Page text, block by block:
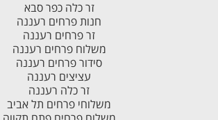
זר כלה כפר סבא
חנות פרחים רעננה
זר פרחים רעננה
משלוח פרחים רעננה
סידור פרחים רעננה
עציצים רעננה
זר כלה רעננה
משלוחי פרחים תל אביב